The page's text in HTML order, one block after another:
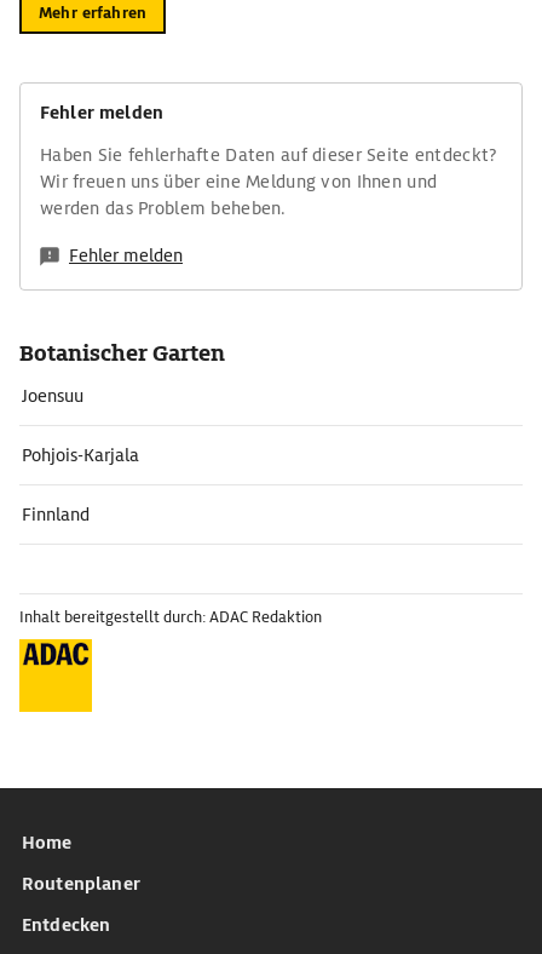
Mehr erfahren
Fehler melden
Haben Sie fehlerhafte Daten auf dieser Seite entdeckt?
Wir freuen uns über eine Meldung von Ihnen und
werden das Problem beheben.
Fehler melden
Botanischer Garten
Joensuu
Pohjois-Karjala
Finnland
Inhalt bereitgestellt durch: ADAC Redaktion
Home
Routenplaner
Entdecken